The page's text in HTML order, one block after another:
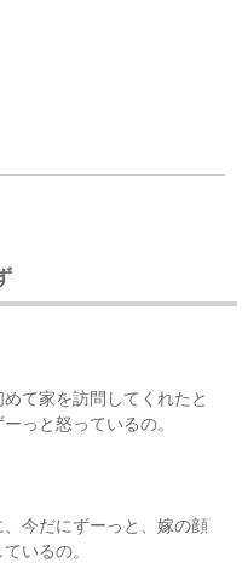
て家を訪問してくれたと
っと怒っているの。
今だにずーっと、嫁の顔
いるの。